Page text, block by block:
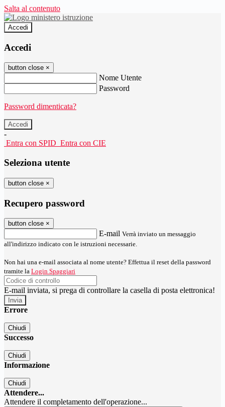
Salta al contenuto
Accedi
Accedi
button close ×
Nome Utente
Password
Password dimenticata?
-
Entra con SPID Entra con CIE
Seleziona utente
button close ×
Recupero password
button close ×
E-mail Verrà inviato un messaggio
all'indirizzo indicato con le istruzioni necessarie.
Non hai una e-mail associata al nome utente? Effettua il reset della password
tramite la Login Spaggiari
E-mail inviata, si prega di controllare la casella di posta elettronica!
Errore
Chiudi
Successo
Chiudi
Informazione
Chiudi
Attendere...
Attendere il completamento dell'operazione...